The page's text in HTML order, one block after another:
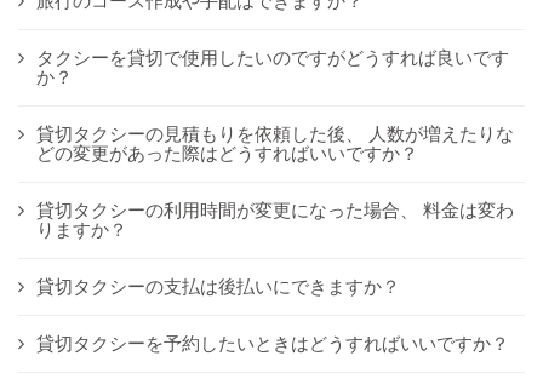
タクシーを貸切で使用したいのですがどうすれば良いです
か？
貸切タクシーの見積もりを依頼した後、 人数が増えたりな
どの変更があった際はどうすればいいですか？
貸切タクシーの利用時間が変更になった場合、 料金は変わ
りますか？
貸切タクシーの支払は後払いにできますか？
貸切タクシーを予約したいときはどうすればいいですか？